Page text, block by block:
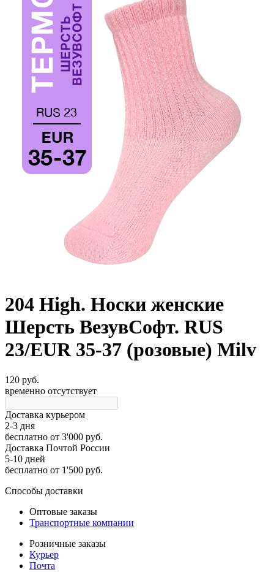
204 High. Носки женские
Шерсть ВезувСофт. RUS
23/EUR 35-37 (розовые) Milv
120 руб.
временно отсутствует
Доставка курьером
2-3 дня
бесплатно от 3'000 руб.
Доставка Почтой России
5-10 дней
бесплатно от 1'500 руб.
Способы доставки
Оптовые заказы
Транспортные компании
Розничные заказы
Курьер
Почта